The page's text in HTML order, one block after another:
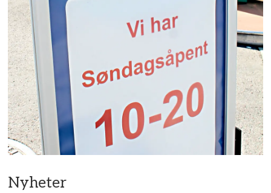
Nyheter